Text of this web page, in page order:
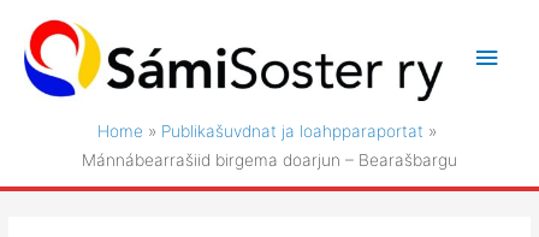
content
Main
Home
Publikašuvdnat ja loahpparaportat
Mánnábearrašiid birgema doarjun – Bearašbargu